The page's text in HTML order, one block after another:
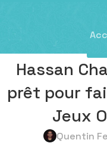
Hassan
prêt pour
Jeux
Quentin